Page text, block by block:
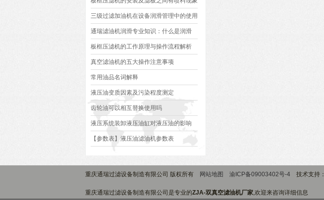
怎么处理
三级过滤加油机在设备润滑管理中的使用
规范
通瑞滤油机润滑专业知识：什么是润滑
板框压滤机的工作原理与操作流程解析
真空滤油机的五大操作注意事项
常用油品名词解释
液压油变质因素及污染程度测定
齿轮油可以相互替换使用吗
液压系统装卸液压油缸对液压油的影响
【参数表】液压油滤油机参数表
重庆通瑞过滤设备制造有限公司 版权所有 网站地图 渝ICP备09003402号-4 技术支持：
重庆通瑞过滤设备制造有限公司是专业的ZJA-双真空滤油机厂家,欢迎来咨询详细信息